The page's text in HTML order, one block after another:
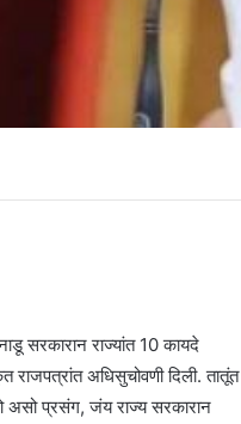
सरकारान राज्यांत 10 कायदे
राजपत्रांत अधिसुचोवणी दिली. तातूंत
असो प्रसंग, जंय राज्य सरकारान